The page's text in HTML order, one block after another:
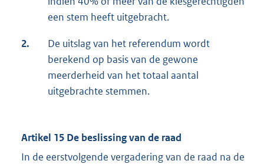
een stem heeft uitgebracht.
2.
De uitslag van het referendum wordt
berekend op basis van de gewone
meerderheid van het totaal aantal
uitgebrachte stemmen.
Artikel 15 De beslissing van de raad
In de eerstvolgende vergadering van de raad na de